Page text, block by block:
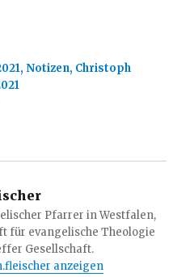
Notizen, Christoph
Pfarrer in Westfalen,
für evangelische Theologie
Gesellschaft.
anzeigen